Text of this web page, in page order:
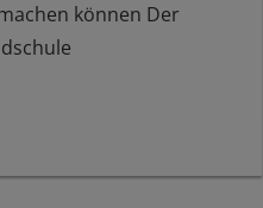
können Der